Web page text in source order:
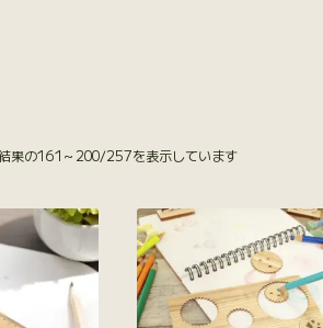
果の161～200/257を表示しています